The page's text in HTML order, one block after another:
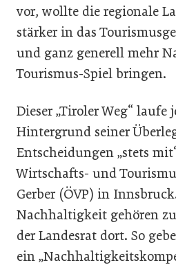
vor, wollte die regionale
stärker in das
und ganz generell mehr
Tourismus-Spiel bringen.
Dieser „Tiroler Weg“ laufe
Hintergrund seiner
Entscheidungen „stets
Wirtschafts- und
Gerber (ÖVP) in
Nachhaltigkeit gehören
der Landesrat dort. So
ein